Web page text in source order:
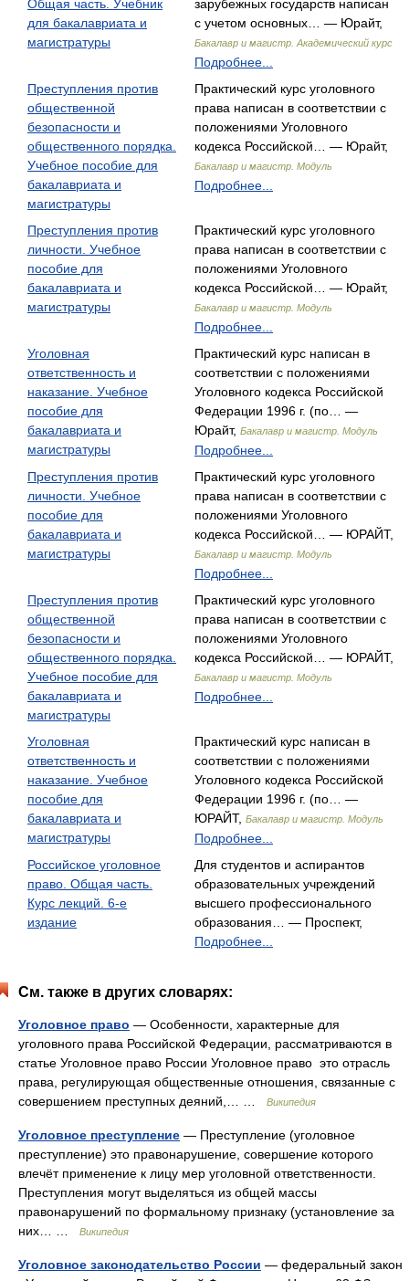
Общая часть. Учебник
для бакалавриата и
магистратуры
зарубежных государств написан
с учетом основных… — Юрайт,
Бакалавр и магистр. Академический курс
Подробнее...
Преступления против
общественной
безопасности и
общественного порядка.
Учебное пособие для
бакалавриата и
магистратуры
Практический курс уголовного
права написан в соответствии с
положениями Уголовного
кодекса Российской… — Юрайт,
Бакалавр и магистр. Модуль
Подробнее...
Преступления против
личности. Учебное
пособие для
бакалавриата и
магистратуры
Практический курс уголовного
права написан в соответствии с
положениями Уголовного
кодекса Российской… — Юрайт,
Бакалавр и магистр. Модуль
Подробнее...
Уголовная
ответственность и
наказание. Учебное
пособие для
бакалавриата и
магистратуры
Практический курс написан в
соответствии с положениями
Уголовного кодекса Российской
Федерации 1996 г. (по… —
Юрайт, Бакалавр и магистр. Модуль
Подробнее...
Преступления против
личности. Учебное
пособие для
бакалавриата и
магистратуры
Практический курс уголовного
права написан в соответствии с
положениями Уголовного
кодекса Российской… — ЮРАЙТ,
Бакалавр и магистр. Модуль
Подробнее...
Преступления против
общественной
безопасности и
общественного порядка.
Учебное пособие для
бакалавриата и
магистратуры
Практический курс уголовного
права написан в соответствии с
положениями Уголовного
кодекса Российской… — ЮРАЙТ,
Бакалавр и магистр. Модуль
Подробнее...
Уголовная
ответственность и
наказание. Учебное
пособие для
бакалавриата и
магистратуры
Практический курс написан в
соответствии с положениями
Уголовного кодекса Российской
Федерации 1996 г. (по… —
ЮРАЙТ, Бакалавр и магистр. Модуль
Подробнее...
Российское уголовное
право. Общая часть.
Курс лекций. 6-е
издание
Для студентов и аспирантов
образовательных учреждений
высшего профессионального
образования… — Проспект,
Подробнее...
См. также в других словарях:
Уголовное право — Особенности, характерные для
уголовного права Российской Федерации, рассматриваются в
статье Уголовное право России Уголовное право это отрасль
права, регулирующая общественные отношения, связанные с
совершением преступных деяний,… …
Википедия
Уголовное преступление — Преступление (уголовное
преступление) это правонарушение, совершение которого
влечёт применение к лицу мер уголовной ответственности.
Преступления могут выделяться из общей массы
правонарушений по формальному признаку (установление за
них… …
Википедия
Уголовное законодательство России — федеральный закон